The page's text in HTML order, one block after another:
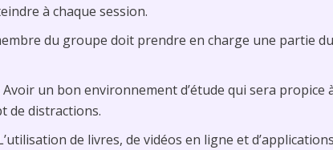
à chaque session.
du groupe doit prendre en charge une partie
Avoir un bon environnement d’étude qui sera propice
de distractions.
de livres, de vidéos en ligne et